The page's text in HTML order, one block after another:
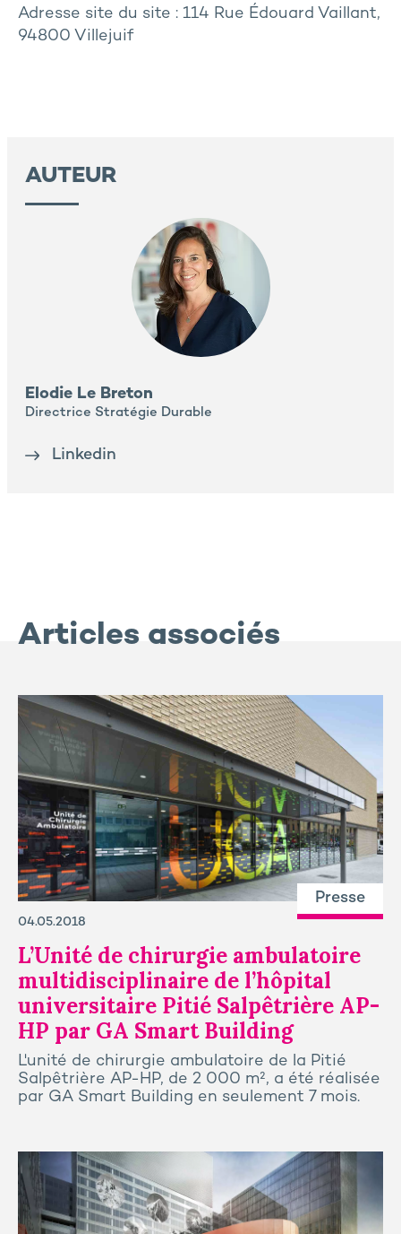
Adresse site du site : 114 Rue Édouard Vaillant,
94800 Villejuif
AUTEUR
Elodie Le Breton
Directrice Stratégie Durable
Linkedin
Articles associés
Presse
04.05.2018
L’Unité de chirurgie ambulatoire
multidisciplinaire de l’hôpital
universitaire Pitié Salpêtrière AP-
HP par GA Smart Building
L'unité de chirurgie ambulatoire de la Pitié
Salpêtrière AP-HP, de 2 000 m², a été réalisée
par GA Smart Building en seulement 7 mois.